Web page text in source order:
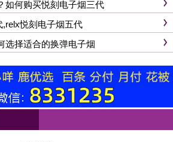
如何购买悦刻电子烟三代
悦刻电子烟五代
选择适合的换弹电子烟